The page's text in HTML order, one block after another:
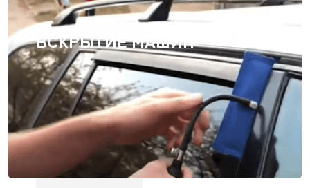
ВСКРЫТИЕ МАШИН